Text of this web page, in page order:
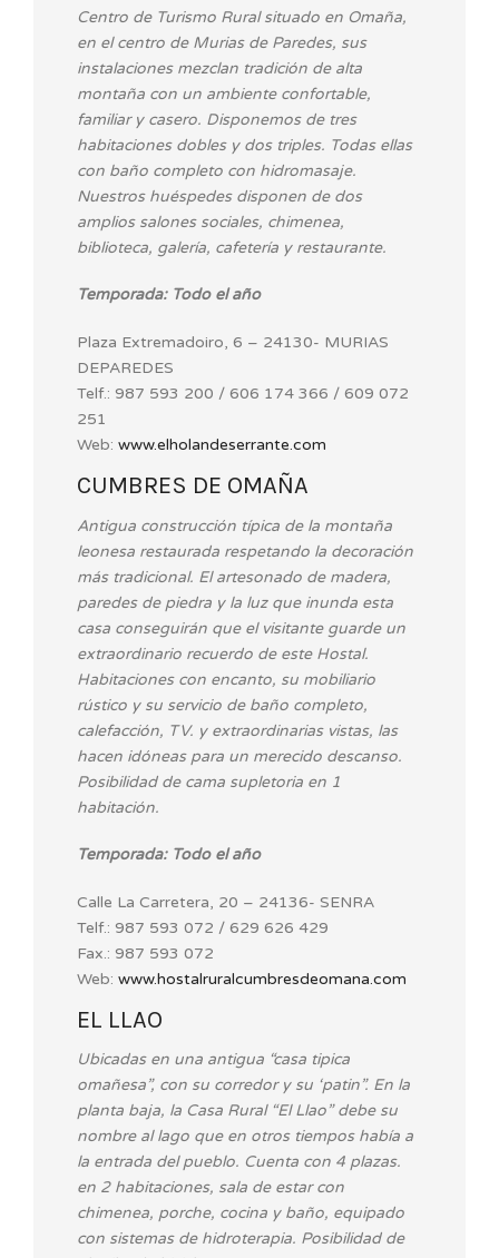
Centro de Turismo Rural situado en Omaña,
en el centro de Murias de Paredes, sus
instalaciones mezclan tradición de alta
montaña con un ambiente confortable,
familiar y casero. Disponemos de tres
habitaciones dobles y dos triples. Todas ellas
con baño completo con hidromasaje.
Nuestros huéspedes disponen de dos
amplios salones sociales, chimenea,
biblioteca, galería, cafetería y restaurante.
Temporada: Todo el año
Plaza Extremadoiro, 6 – 24130- MURIAS
DEPAREDES
Telf.: 987 593 200 / 606 174 366 / 609 072
251
Web: www.elholandeserrante.com
CUMBRES DE OMAÑA
Antigua construcción típica de la montaña
leonesa restaurada respetando la decoración
más tradicional. El artesonado de madera,
paredes de piedra y la luz que inunda esta
casa conseguirán que el visitante guarde un
extraordinario recuerdo de este Hostal.
Habitaciones con encanto, su mobiliario
rústico y su servicio de baño completo,
calefacción, TV. y extraordinarias vistas, las
hacen idóneas para un merecido descanso.
Posibilidad de cama supletoria en 1
habitación.
Temporada: Todo el año
Calle La Carretera, 20 – 24136- SENRA
Telf.: 987 593 072 / 629 626 429
Fax.: 987 593 072
Web: www.hostalruralcumbresdeomana.com
EL LLAO
Ubicadas en una antigua “casa tipica
omañesa”, con su corredor y su ‘patin”. En la
planta baja, la Casa Rural “El Llao” debe su
nombre al lago que en otros tiempos había a
la entrada del pueblo. Cuenta con 4 plazas.
en 2 habitaciones, sala de estar con
chimenea, porche, cocina y baño, equipado
con sistemas de hidroterapia. Posibilidad de